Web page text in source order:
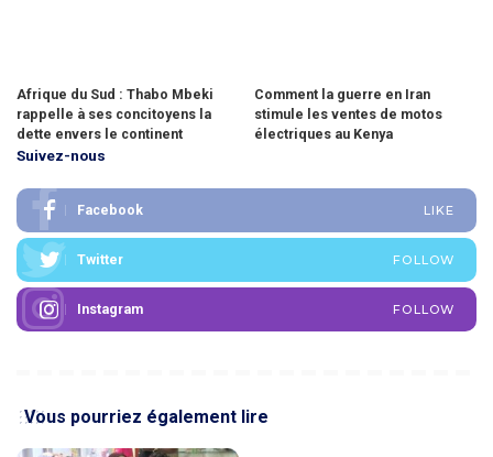
Afrique du Sud : Thabo Mbeki
rappelle à ses concitoyens la
dette envers le continent
Comment la guerre en Iran
stimule les ventes de motos
électriques au Kenya
Suivez-nous
Facebook LIKE
Twitter FOLLOW
Instagram FOLLOW
Vous pourriez également lire